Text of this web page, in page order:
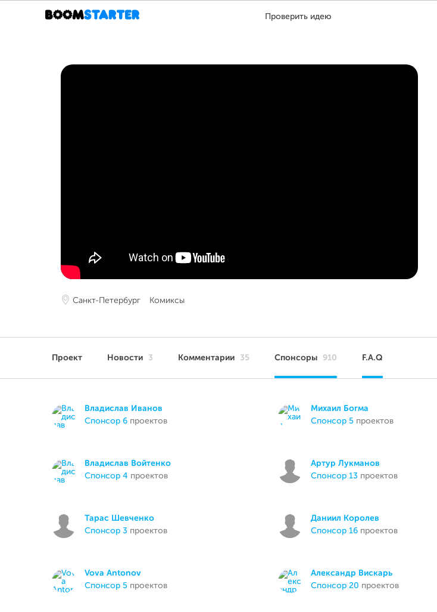
Проверить идею
Санкт-Петербург Комиксы
Проект Новости 3 Комментарии 35 Спонсоры 910 F.A.Q
Владислав Иванов
спонсор 6 проектов
Михаил Богма
спонсор 5 проектов
Владислав Войтенко
спонсор 4 проектов
Артур Лукманов
спонсор 13 проектов
Тарас Шевченко
спонсор 3 проектов
Даниил Королев
спонсор 16 проектов
Vova Antonov
спонсор 5 проектов
Александр Вискарь
спонсор 20 проектов